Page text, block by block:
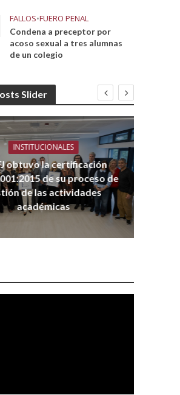
FALLOS•FUERO PENAL
Condena a preceptor por
acoso sexual a tres alumnas
de un colegio
Slider
INSTITUCIONALES
obtuvo la certificación
de su proceso de
de las actividades
académicas